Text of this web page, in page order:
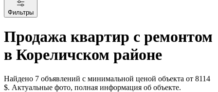
Фильтры
Продажа квартир с ремонтом
в Кореличском районе
Найдено 7 объявлений с минимальной ценой объекта от 8114
$. Актуальные фото, полная информация об объекте.